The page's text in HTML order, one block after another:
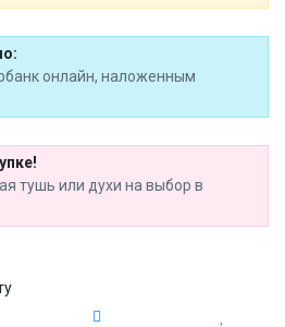
онлайн, наложенным
тушь или духи на выбор в